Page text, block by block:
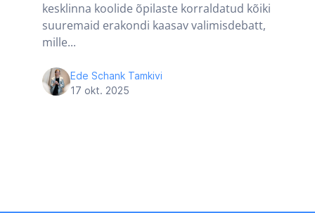
kesklinna koolide õpilaste korraldatud kõiki
suuremaid erakondi kaasav valimisdebatt,
mille...
Ede Schank Tamkivi
17 okt. 2025